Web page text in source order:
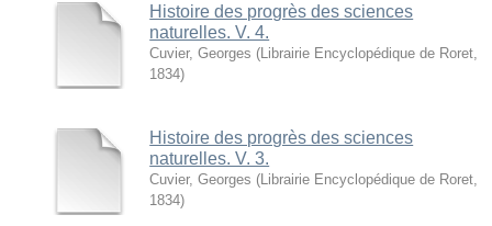
Histoire des progrès des sciences
naturelles. V. 4.
Cuvier, Georges ( Librairie Encyclopédique de Roret
1834)
Histoire des progrès des sciences
naturelles. V. 3.
Cuvier, Georges ( Librairie Encyclopédique de Roret
1834)